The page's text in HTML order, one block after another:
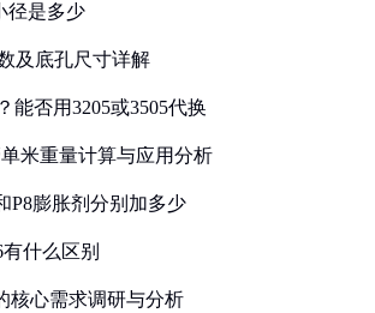
径是多少
及底孔尺寸详解
能否用3205或3505代换
米重量计算与应用分析
P8膨胀剂分别加多少
什么区别
核心需求调研与分析